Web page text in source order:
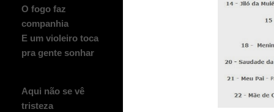
O fogo faz
companhia
E um violeiro toca
pra gente sonhar
Aqui não se vê
tristeza